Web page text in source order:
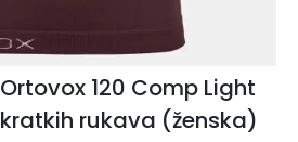
Ortovox 120 Comp Light
kratkih rukava (ženska)